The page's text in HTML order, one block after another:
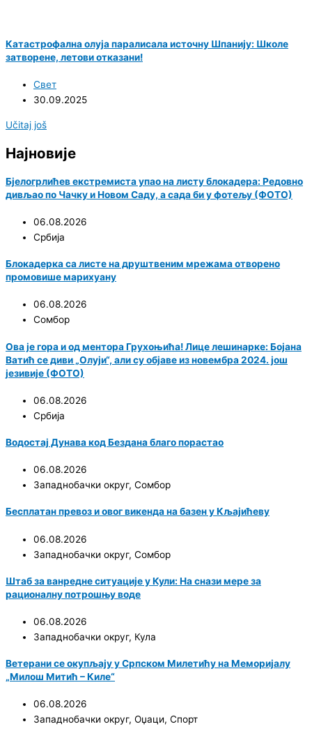
Катастрофална олуја паралисала источну Шпанију: Школе
затворене, летови отказани!
Свет
30.09.2025
Učitaj još
Најновије
Бјелогрлићев екстремиста упао на листу блокадера: Редовно
дивљао по Чачку и Новом Саду, а сада би у фотељу (ФОТО)
06.08.2026
Србија
Блокадерка са листе на друштвеним мрежама отворено
промовише марихуану
06.08.2026
Сомбор
Ова је гора и од ментора Грухоњића! Лице лешинарке: Бојана
Ватић се диви „Олуји“, али су објаве из новембра 2024. још
језивије (ФОТО)
06.08.2026
Србија
Водостај Дунава код Бездана благо порастао
06.08.2026
Западнобачки округ, Сомбор
Бесплатан превоз и овог викенда на базен у Кљајићеву
06.08.2026
Западнобачки округ, Сомбор
Штаб за ванредне ситуације у Кули: На снази мере за
рационалну потрошњу воде
06.08.2026
Западнобачки округ, Кула
Ветерани се окупљају у Српском Милетићу на Меморијалу
„Милош Митић – Киле“
06.08.2026
Западнобачки округ, Оџаци, Спорт